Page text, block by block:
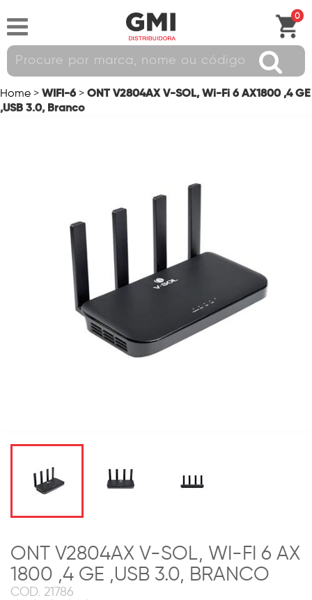
0
Home > WIFI-6 > ONT V2804AX V-SOL, Wi-Fi 6 AX1800 ,4 GE
,USB 3.0, Branco
ONT V2804AX V-SOL, WI-FI 6 AX
1800 ,4 GE ,USB 3.0, BRANCO
COD. 21786